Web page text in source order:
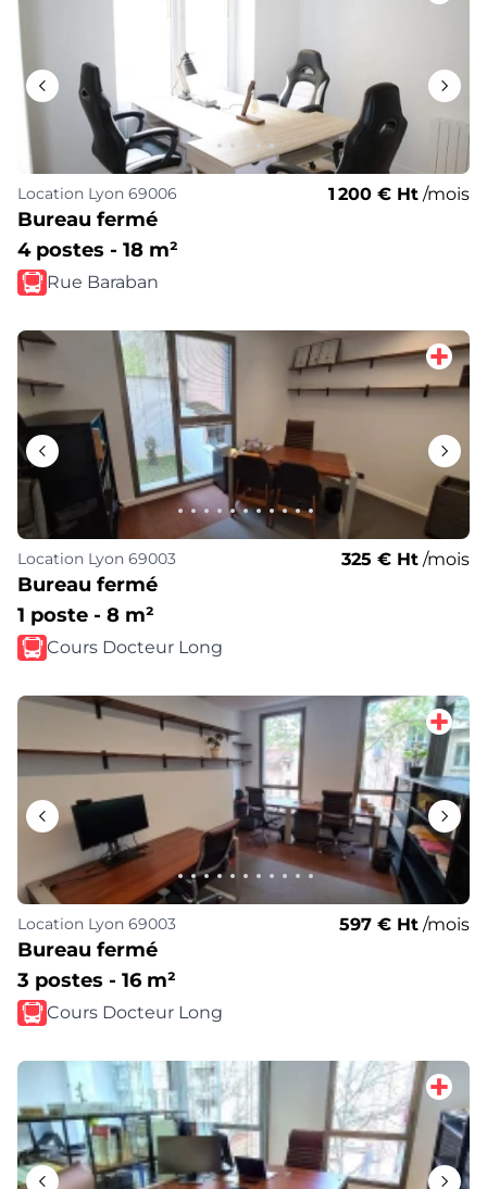
Location Lyon 69006 1 200 € Ht /mois
Bureau fermé
4 postes - 18 m²
Rue Baraban
Location Lyon 69003 325 € Ht /mois
Bureau fermé
1 poste - 8 m²
Cours Docteur Long
Location Lyon 69003 597 € Ht /mois
Bureau fermé
3 postes - 16 m²
Cours Docteur Long